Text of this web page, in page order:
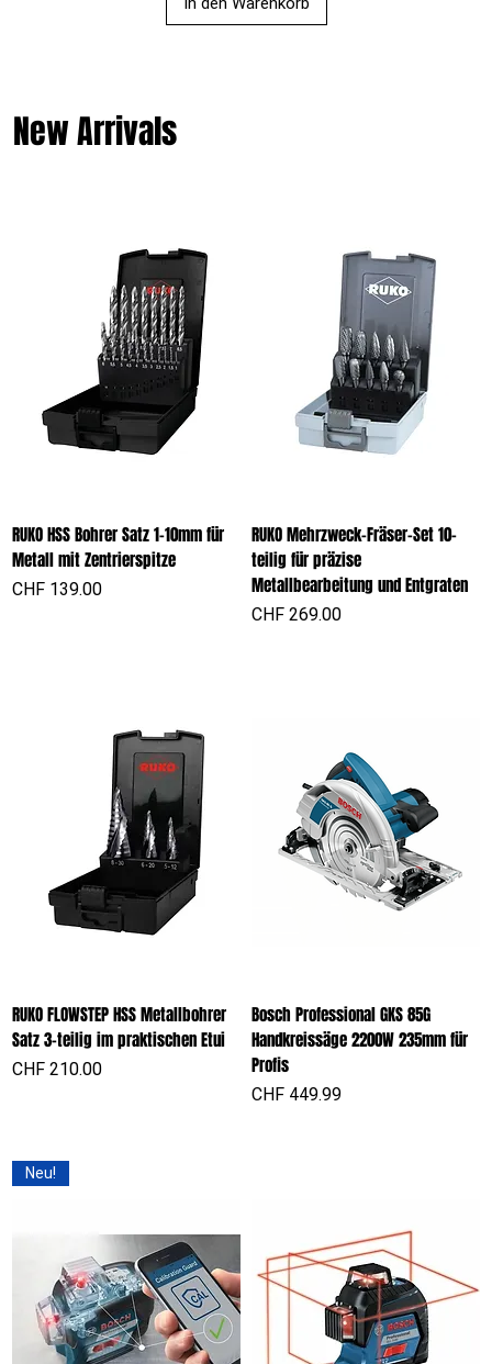
New Arrivals
RUKO HSS Bohrer Satz 1-10mm für
Metall mit Zentrierspitze
Preis
CHF 139.00
RUKO Mehrzweck-Fräser-Set 10-
teilig für präzise
Metallbearbeitung und Entgraten
Preis
CHF 269.00
RUKO FLOWSTEP HSS Metallbohrer
Satz 3-teilig im praktischen Etui
Preis
CHF 210.00
Bosch Professional GKS 85G
Handkreissäge 2200W 235mm für
Profis
Preis
CHF 449.99
Neu!